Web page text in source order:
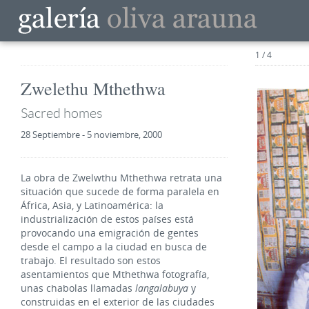
1 / 4
Zwelethu Mthethwa
Sacred homes
28 Septiembre - 5 noviembre, 2000
La obra de Zwelwthu Mthethwa retrata una
situación que sucede de forma paralela en
África, Asia, y Latinoamérica: la
industrialización de estos países está
provocando una emigración de gentes
desde el campo a la ciudad en busca de
trabajo. El resultado son estos
asentamientos que Mthethwa fotografía,
unas chabolas llamadas langalabuya y
construidas en el exterior de las ciudades